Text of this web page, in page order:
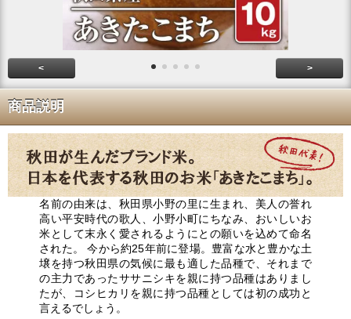
< >
商品説明
名前の由来は、秋田県小野の里に生まれ、美人の誉れ
高い平安時代の歌人、小野小町にちなみ、おいしいお
米として末永く愛されるようにとの願いを込めて命名
された。 今から約25年前に登場。豊富な水と豊かな土
壌を持つ秋田県の気候に最も適した品種で、それまで
の主力であったササニシキを親に持つ品種はありまし
たが、コシヒカリを親に持つ品種としては初の成功と
言えるでしょう。